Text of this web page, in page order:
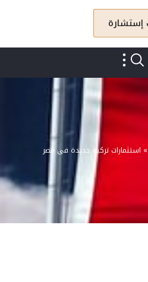
» استثمارات تركية جديدة فى مصر